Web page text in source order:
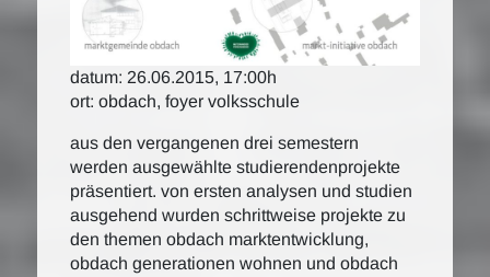
datum: 26.06.2015, 17:00h
ort: obdach, foyer volksschule
aus den vergangenen drei semestern
werden ausgewählte studierendenprojekte
präsentiert. von ersten analysen und studien
ausgehend wurden schrittweise projekte zu
den themen obdach marktentwicklung,
obdach generationen wohnen und obdach